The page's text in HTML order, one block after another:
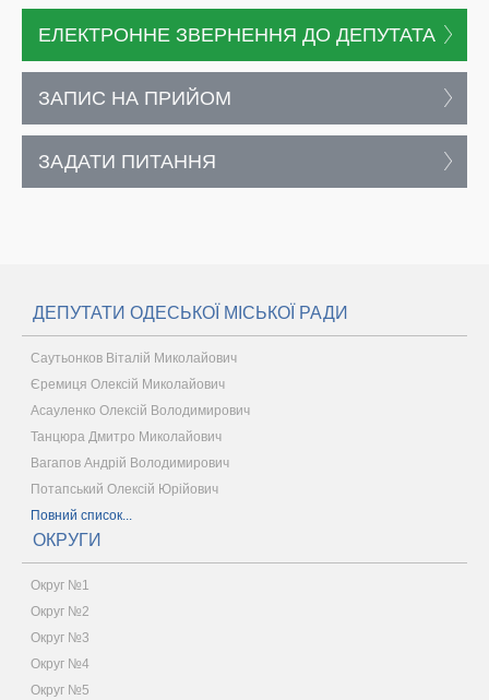
ЕЛЕКТРОННЕ ЗВЕРНЕННЯ ДО ДЕПУТАТА
ЗАПИС НА ПРИЙОМ
ЗАДАТИ ПИТАННЯ
ДЕПУТАТИ ОДЕСЬКОЇ МІСЬКОЇ РАДИ
Саутьонков Віталій Миколайович
Єремиця Олексій Миколайович
Асауленко Олексій Володимирович
Танцюра Дмитро Миколайович
Вагапов Андрій Володимирович
Потапський Олексій Юрійович
Повний список...
ОКРУГИ
Округ №1
Округ №2
Округ №3
Округ №4
Округ №5